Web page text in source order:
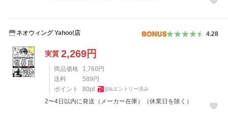
ネオウィング Yahoo!店 4.28
実質 2,269円
商品価格 1,760 円
送料
589 円
ポイント
80pt 5%エントリー済み
2〜4日以内に発送（メーカー在庫）（休業日を除く）